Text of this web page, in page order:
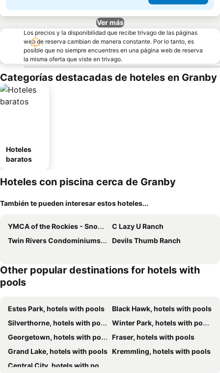
Ver más
Los precios y la disponibilidad que recibe trivago de las páginas
web de reserva cambian de manera constante. Por lo tanto, es
posible que no siempre encuentres en una página web de reserva
la misma oferta que viste en trivago.
Categorías destacadas de hoteles en Granby
Hoteles
baratos
Hoteles con piscina cerca de Granby
También te pueden interesar estos hoteles...
YMCA of the Rockies - Snow Mountain Ranch
C Lazy U Ranch
Twin Rivers Condominiums by Alderwood Colorado Management
Devils Thumb Ranch
Other popular destinations for hotels with
pools
Estes Park, hotels with pools
Black Hawk, hotels with pools
Silverthorne, hotels with pools
Winter Park, hotels with pools
Georgetown, hotels with pools
Fraser, hotels with pools
Grand Lake, hotels with pools Kremmling, hotels with pools
Central City, hotels with pools